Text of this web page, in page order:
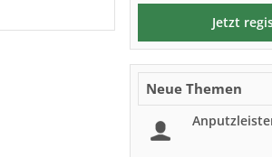
Jetzt
Neue Themen